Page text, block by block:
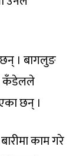
। बागलुङ
कँडेलले
छन् ।
काम गरे